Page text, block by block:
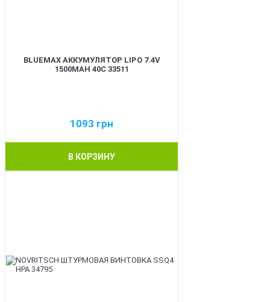
BLUEMAX АККУМУЛЯТОР LIPO 7.4V
1500MAH 40C 33511
1093 грн
В КОРЗИНУ